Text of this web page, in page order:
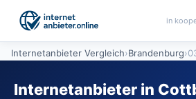
in
Internetanbieter Vergleich›Brandenburg›
Internetanbieter in